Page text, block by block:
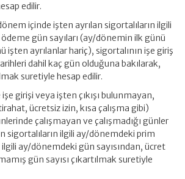
edilir.
içinde işten ayrılan sigortalıların ilgili
gün sayıları (ay/dönemin ilk günü
işten ayrılanlar hariç), sigortalının işe giriş
dahil kaç gün olduğuna bakılarak,
suretiyle hesap edilir.
girişi veya işten çıkışı bulunmayan,
ücretsiz izin, kısa çalışma gibi)
çalışmayan ve çalışmadığı günler
sigortalıların ilgili ay/dönemdeki prim
ilgili ay/dönemdeki gün sayısından, ücret
gün sayısı çıkartılmak suretiyle